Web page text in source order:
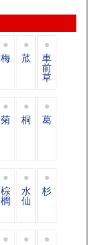
梅 苽 車
前
草
菊 桐 葛
棕
櫚
水
仙
杉